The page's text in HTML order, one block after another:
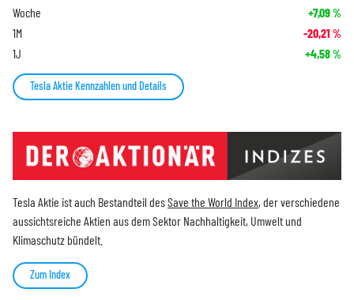
Woche +7,09%
1M -20,21 %
1J +4,58%
Tesla Aktie Kennzahlen und Details
Tesla Aktie ist auch Bestandteil desSave the World Index, der verschiedene
aussichtsreiche Aktien aus dem Sektor Nachhaltigkeit, Umwelt und
Klimaschutz bündelt.
Zum Index